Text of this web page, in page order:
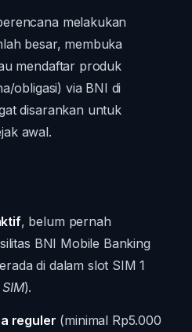
melakukan
besar, membuka
mendaftar produk
obligasi) via BNI di
disarankan untuk
awal.
, belum pernah
BNI Mobile Banking
di dalam slot SIM 1
).
reguler (minimal Rp5.000